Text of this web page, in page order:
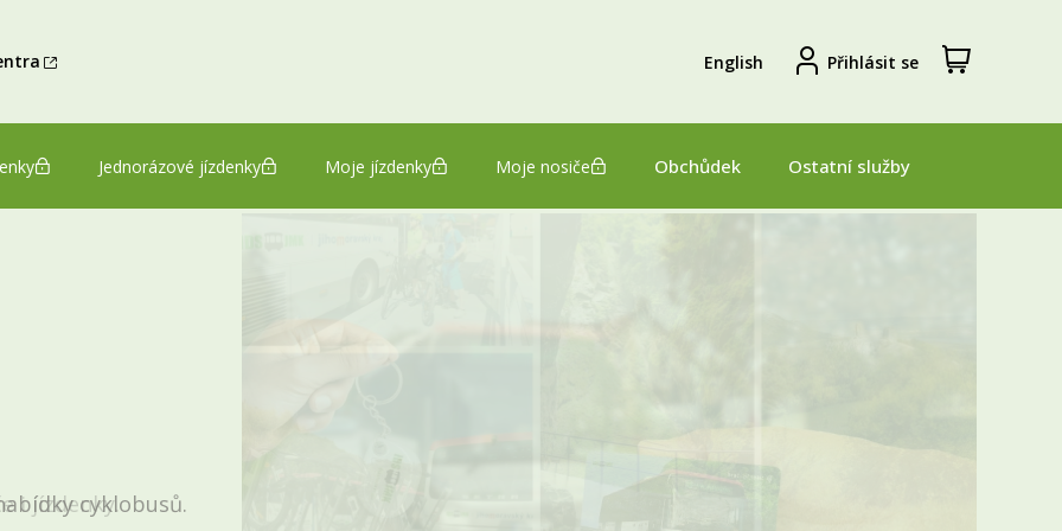
English
Registrovat
Přihlásit se
Zobrazit
nákupní
Jednorázové jízdenky Moje jízdenky Moje nosiče Obchůdek Ostatní služby
i jízdenky.cyklobusů.